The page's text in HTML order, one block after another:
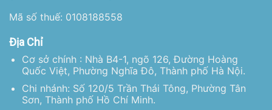
Mã số thuế: 0108188558
Địa Chỉ
Cơ sở chính : Nhà B4-1, ngõ 126, Đường Hoàng
Quốc Việt, Phường Nghĩa Đô, Thành phố Hà Nội.
Chi nhánh: Số 120/5 Trần Thái Tông, Phường Tân
Sơn, Thành phố Hồ Chí Minh.